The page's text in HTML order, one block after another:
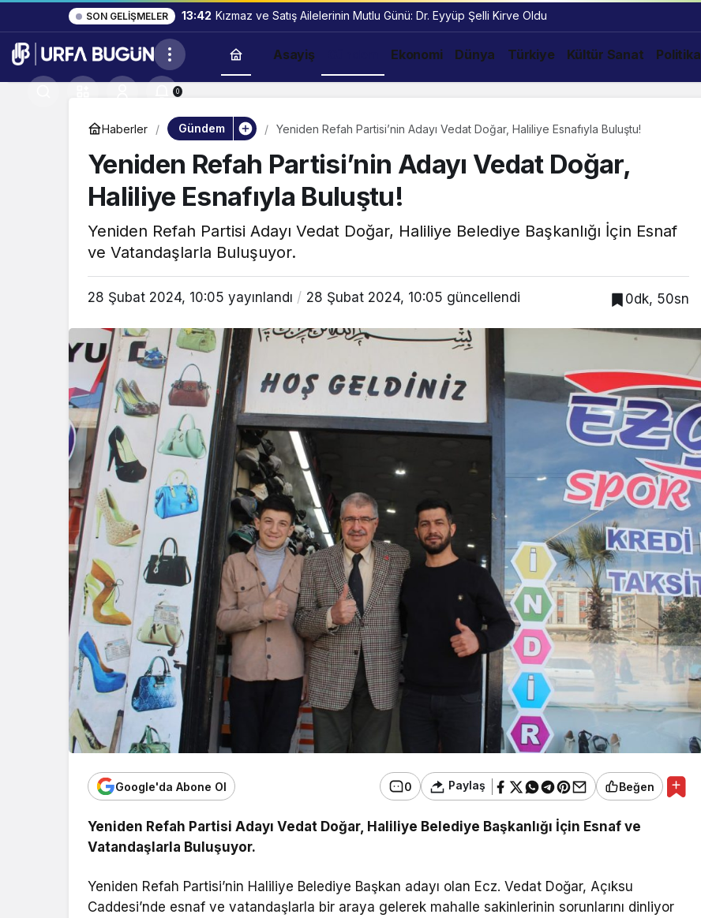
SON GELIŞMELER 13:42 Kızmaz ve Satış Ailelerinin Mutlu Günü: Dr. Eyyüp Şelli Kirve Oldu
Asayiş Ekonomi Dünya Türkiye Kültür Sanat Politika
0
Haberler Gündem Yeniden Refah Partisi’nin Adayı Vedat Doğar, Haliliye Esnafıyla Buluştu!
Yeniden Refah Partisi’nin Adayı Vedat Doğar,
Haliliye Esnafıyla Buluştu!
Yeniden Refah Partisi Adayı Vedat Doğar, Haliliye Belediye Başkanlığı İçin Esnaf
ve Vatandaşlarla Buluşuyor.
28 Şubat 2024, 10:05 yayınlandı 28 Şubat 2024, 10:05 güncellendi 0dk, 50sn
Google'da Abone Ol 0 Paylaş Beğen
Yeniden Refah Partisi Adayı Vedat Doğar, Haliliye Belediye Başkanlığı İçin Esnaf ve
Vatandaşlarla Buluşuyor.
Yeniden Refah Partisi’nin Haliliye Belediye Başkan adayı olan Ecz. Vedat Doğar, Açıksu
Caddesi’nde esnaf ve vatandaşlarla bir araya gelerek mahalle sakinlerinin sorunlarını dinliyor